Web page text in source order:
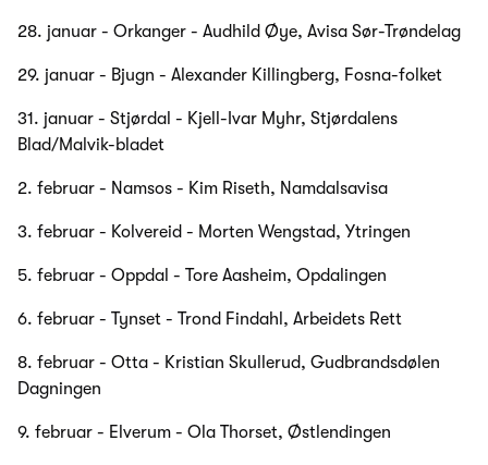
28. januar - Orkanger - Audhild Øye, Avisa Sør-Trøndelag
29. januar - Bjugn - Alexander Killingberg, Fosna-folket
31. januar - Stjørdal - Kjell-Ivar Myhr, Stjørdalens
Blad/Malvik-bladet
2. februar - Namsos - Kim Riseth, Namdalsavisa
3. februar - Kolvereid - Morten Wengstad, Ytringen
5. februar - Oppdal - Tore Aasheim, Opdalingen
6. februar - Tynset - Trond Findahl, Arbeidets Rett
8. februar - Otta - Kristian Skullerud, Gudbrandsdølen
Dagningen
9. februar - Elverum - Ola Thorset, Østlendingen